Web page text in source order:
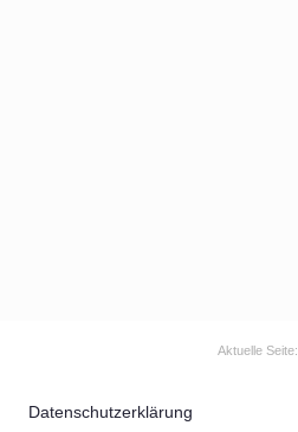
Aktuelle Seite:
Datenschutzerklärung